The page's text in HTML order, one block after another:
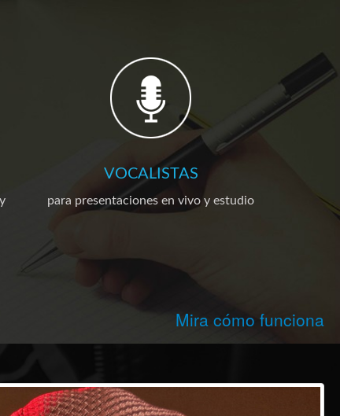
VOCALISTAS
para presentaciones en vivo y estudio
Mira cómo funciona